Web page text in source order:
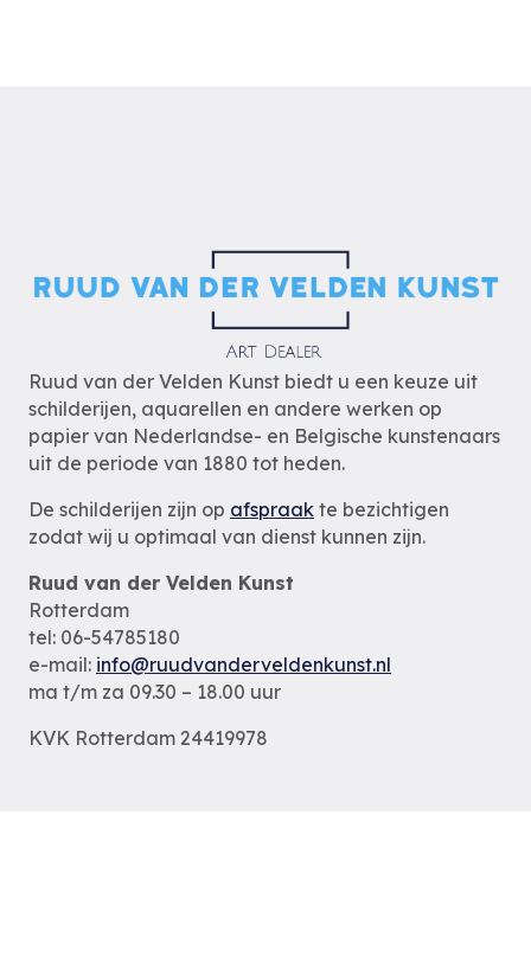
Ruud van der Velden Kunst biedt u een keuze uit
schilderijen, aquarellen en andere werken op
papier van Nederlandse- en Belgische kunstenaars
uit de periode van 1880 tot heden.
De schilderijen zijn op afspraak te bezichtigen
zodat wij u optimaal van dienst kunnen zijn.
Ruud van der Velden Kunst
Rotterdam
tel: 06-54785180
e-mail: info@ruudvanderveldenkunst.nl
ma t/m za 09.30 – 18.00 uur
KVK Rotterdam 24419978